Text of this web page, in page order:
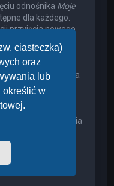
ciasteczka)
oraz
lub
określić w
odnośnika Moje
dla każdego.
przyjęcia nowego
może
naciskając
do grupy, która
członka, musi
grupy. Może on
dlaczego
otrzymania
powody.